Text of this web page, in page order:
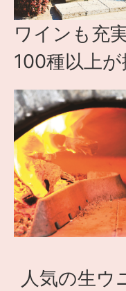
ワインも充
100種以上が
人気の生ウ